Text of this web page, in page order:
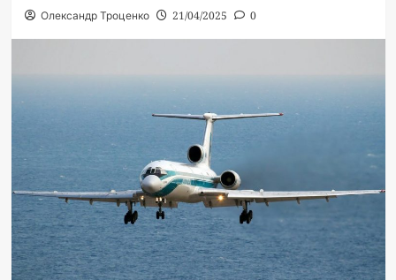
Олександр Троценко 21/04/2025 0